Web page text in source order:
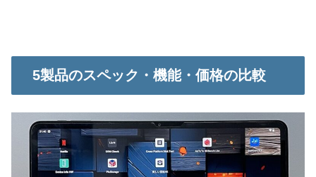
5製品のスペック・機能・価格の比較